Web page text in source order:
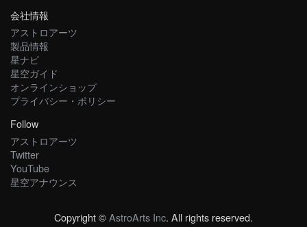
会社情報
アストロアーツ
製品情報
星ナビ
星空ガイド
オンラインショップ
プライバシー・ポリシー
Follow
アストロアーツ
Twitter
YouTube
星空アナウンス
Copyright ©AstroArts Inc. All rights reserved.